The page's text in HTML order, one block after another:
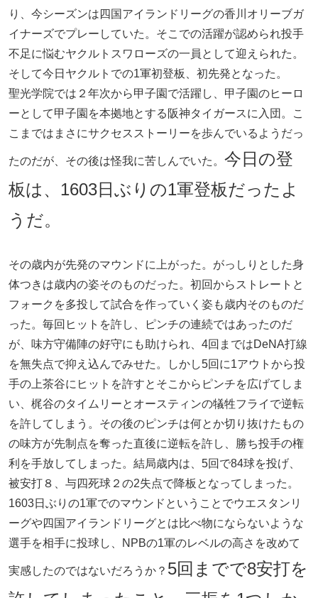
り、今シーズンは四国アイランドリーグの香川オリーブガ
イナーズでプレーしていた。そこでの活躍が認められ投手
不足に悩むヤクルトスワローズの一員として迎えられた。
そして今日ヤクルトでの1軍初登板、初先発となった。
聖光学院では２年次から甲子園で活躍し、甲子園のヒーロ
ーとして甲子園を本拠地とする阪神タイガースに入団。こ
こまではまさにサクセスストーリーを歩んでいるようだっ
たのだが、その後は怪我に苦しんでいた。 今日の登
板は、1603日ぶりの1軍登板だったよ
うだ。
その歳内が先発のマウンドに上がった。がっしりとした身
体つきは歳内の姿そのものだった。初回からストレートと
フォークを多投して試合を作っていく姿も歳内そのものだ
った。毎回ヒットを許し、ピンチの連続ではあったのだ
が、味方守備陣の好守にも助けられ、4回まではDeNA打線
を無失点で抑え込んでみせた。しかし5回に1アウトから投
手の上茶谷にヒットを許すとそこからピンチを広げてしま
い、梶谷のタイムリーとオースティンの犠牲フライで逆転
を許してしまう。その後のピンチは何とか切り抜けたもの
の味方が先制点を奪った直後に逆転を許し、勝ち投手の権
利を手放してしまった。結局歳内は、5回で84球を投げ、
被安打８、与四死球２の2失点で降板となってしまった。
1603日ぶりの1軍でのマウンドということでウエスタンリ
ーグや四国アイランドリーグとは比べ物にならないような
選手を相手に投球し、NPBの1軍のレベルの高さを改めて
実感したのではないだろうか？ 5回までで8安打を